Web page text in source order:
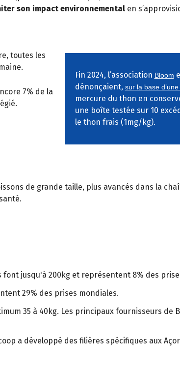
son impact environnemental en
toutes les
7% de la
Fin 2024, l’association Bloom
dénonçaient, sur la base
mercure du thon en
une boîte testée sur 10
le thon frais (1mg/kg).
de grande taille, plus avancés dans la
font jusqu'à 200kg et représentent 8% des
29% des prises mondiales.
35 à 40kg. Les principaux fournisseurs de
a développé des filières spécifiques aux